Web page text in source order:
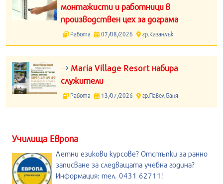
монтажисти и работници в
производствен цех за дограма
Работа 07/08/2026 гр.Казанлък
Maria Village Resort набира
служители
Работа 13/07/2026 гр.Павел Баня
Училища Европа
Летни езикови курсове? Отстъпки за ранно
записване за следващата учебна година?
Информация: тел. 0431 62711!